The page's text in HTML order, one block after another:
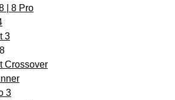
| 8 Pro
3
8
Crossover
3